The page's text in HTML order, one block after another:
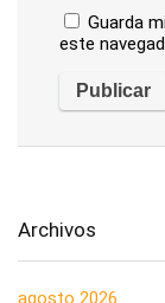
Guarda
este
Archivos
agosto 2026